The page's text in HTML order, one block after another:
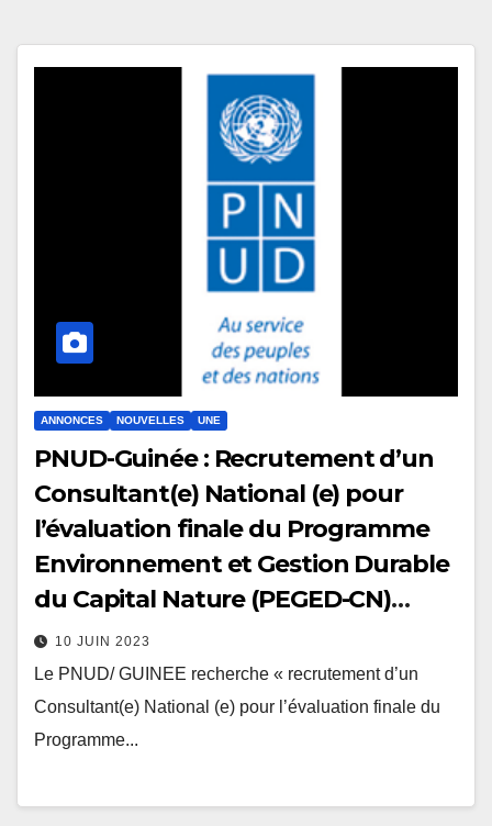
ANNONCES NOUVELLES UNE
PNUD-Guinée : Recrutement d’un
Consultant(e) National (e) pour
l’évaluation finale du Programme
Environnement et Gestion Durable
du Capital Nature (PEGED-CN)
projet
10 JUIN 2023
Le PNUD/ GUINEE recherche « recrutement d’un
Consultant(e) National (e) pour l’évaluation finale du
Programme...